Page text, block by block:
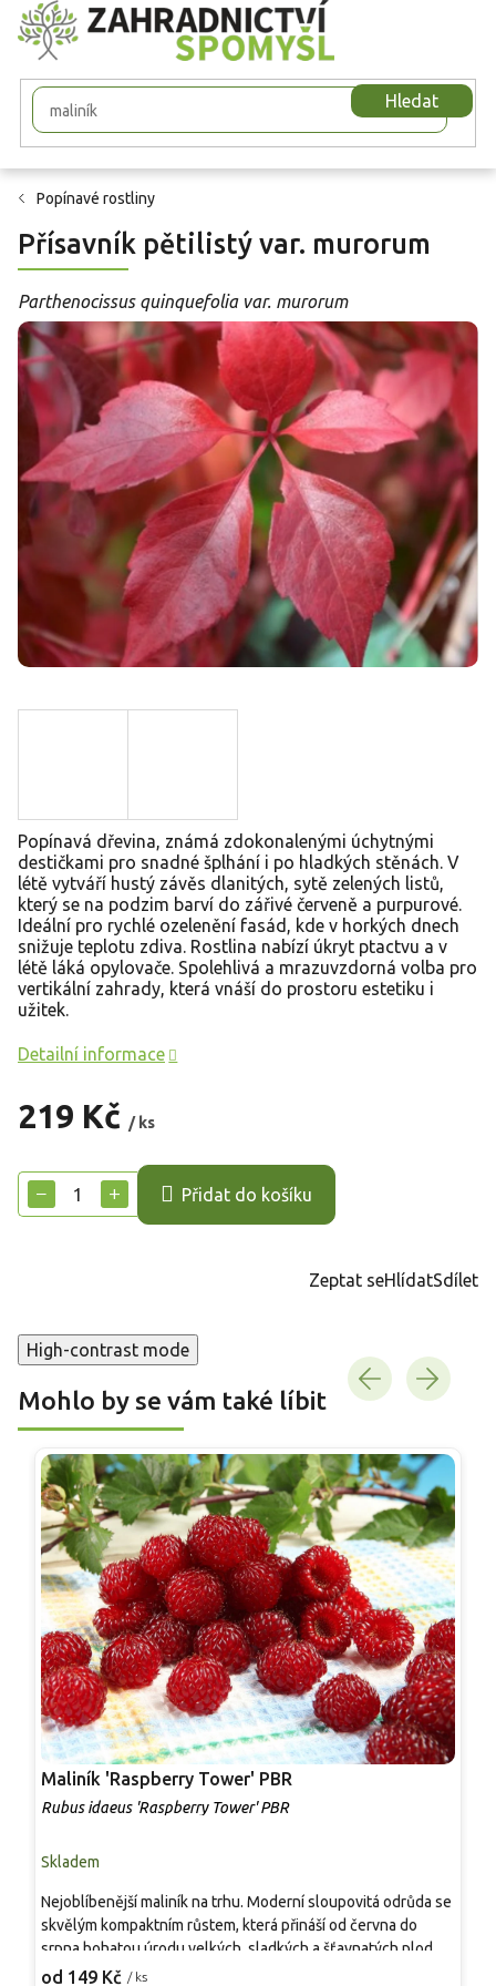
Přejít
na
obsah
Hledat
Popínavé rostliny
Přísavník pětilistý var. murorum
Parthenocissus quinquefolia var. murorum
219 Kč / ks
cena:
+
− Přidat do košíku
Popínavá dřevina, známá zdokonalenými úchytnými
destičkami pro snadné šplhání i po hladkých stěnách. V
létě vytváří hustý závěs dlanitých, sytě zelených listů,
který se na podzim barví do zářivé červeně a purpurové.
Ideální pro rychlé ozelenění fasád, kde v horkých dnech
snižuje teplotu zdiva. Rostlina nabízí úkryt ptactvu a v
létě láká opylovače. Spolehlivá a mrazuvzdorná volba pro
vertikální zahrady, která vnáší do prostoru estetiku i
užitek.
Detailní informace
Zeptat seHlídatSdílet
High-contrast mode
Mohlo by se vám také líbit
Maliník 'Raspberry Tower' PBR
Rubus idaeus 'Raspberry Tower' PBR
Skladem
od 149 Kč / ks
Nejoblíbenější maliník na trhu. Moderní sloupovitá odrůda se
skvělým kompaktním růstem, která přináší od června do
srpna bohatou úrodu velkých, sladkých a šťavnatých plodů.
Pevné vzpřímené výhony tvoří elegantní habitus bez